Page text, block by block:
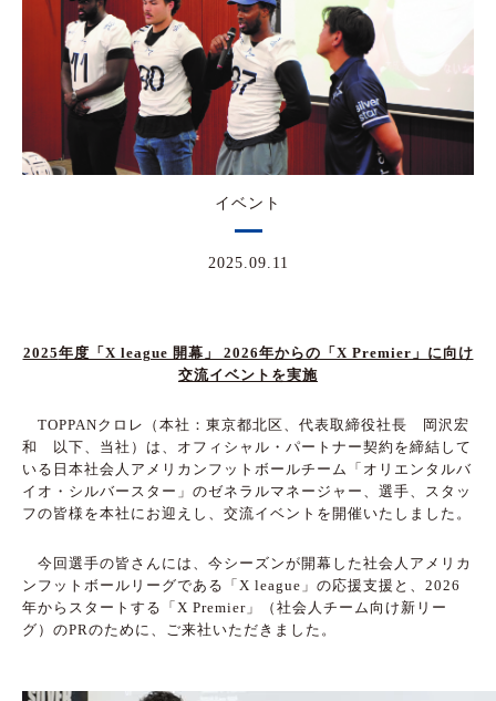
イベント
2025.09.11
2025年度「X league 開幕」 2026年からの「X Premier」に向け
交流イベントを実施
TOPPANクロレ（本社：東京都北区、代表取締役社長 岡沢宏
和 以下、当社）は、オフィシャル・パートナー契約を締結して
いる日本社会人アメリカンフットボールチーム「オリエンタルバ
イオ・シルバースター」のゼネラルマネージャー、選手、スタッ
フの皆様を本社にお迎えし、交流イベントを開催いたしました。
今回選手の皆さんには、今シーズンが開幕した社会人アメリカ
ンフットボールリーグである「 X league 」の応援支援と、 2026
年からスタートする「 X Premier 」（社会人チーム向け新リー
グ）のPRのために、ご来社いただきました。